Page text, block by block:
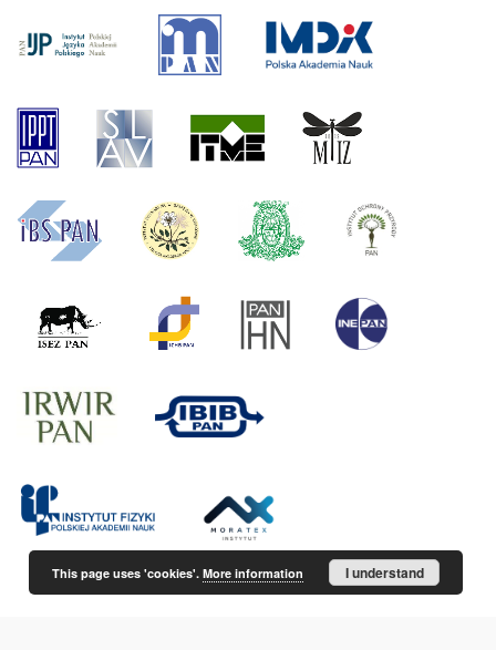
This page uses 'cookies'. More information I understand